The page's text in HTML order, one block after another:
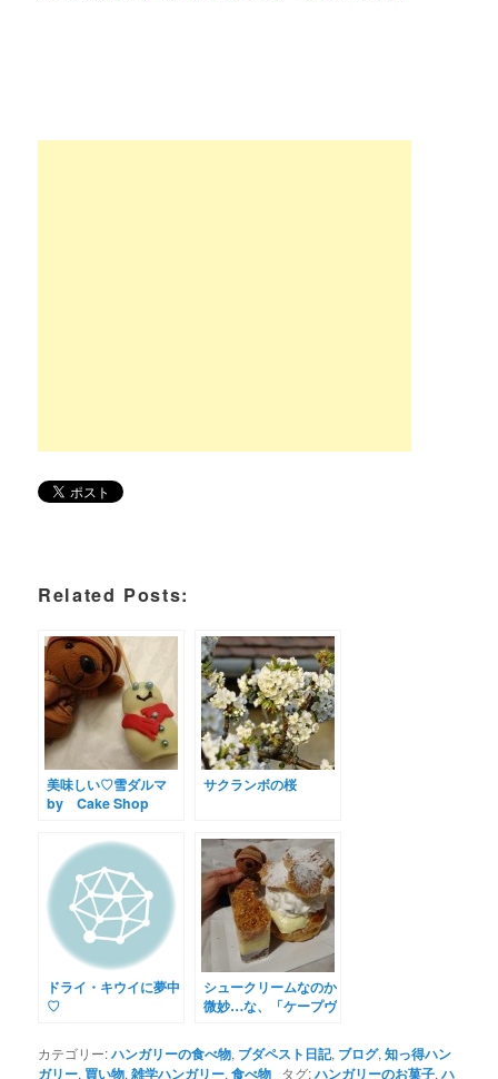
Related Posts:
美味しい♡雪ダルマ
by Cake Shop
サクランボの桜
ドライ・キウイに夢中
♡
シュークリームなのか
微妙…な、「ケープヴ
ク」
カテゴリー:ハンガリーの食べ物, ブダペスト日記, ブログ,知っ得ハン
ガリー, 買い物,雑学ハンガリー,食べ物 タグ:ハンガリーのお菓子,ハ